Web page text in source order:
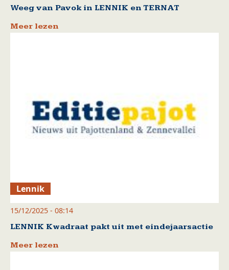
Weeg van Pavok in LENNIK en TERNAT
Meer lezen
Lennik
15/12/2025 - 08:14
LENNIK Kwadraat pakt uit met eindejaarsactie
Meer lezen